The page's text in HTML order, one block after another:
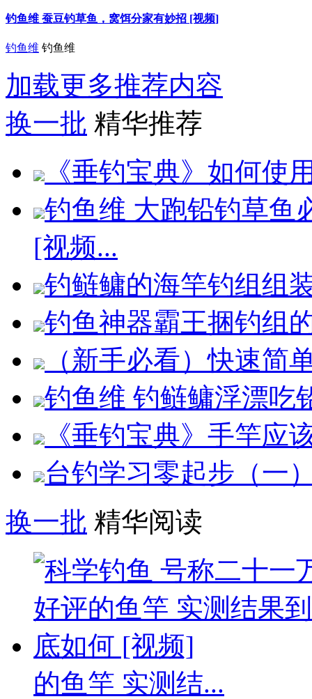
钓鱼维 蚕豆钓草鱼，窝饵分家有妙招 [视频]
钓鱼维 钓鱼维
加载更多推荐内容
换一批 精华推荐
《垂钓宝典》如何使
钓鱼维 大跑铅钓草鱼
[视频...
钓鲢鳙的海竿钓组组
钓鱼神器霸王捆钓组
（新手必看）快速简
钓鱼维 钓鲢鳙浮漂吃
《垂钓宝典》手竿应
台钓学习零起步（一
换一批 精华阅读
的鱼竿 实测结...